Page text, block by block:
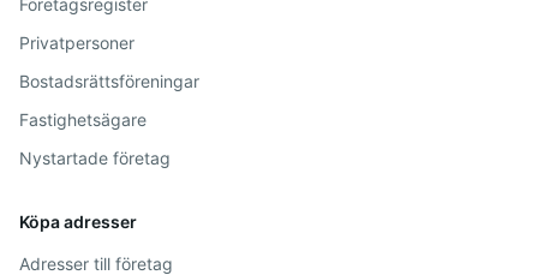
Företagsregister
Privatpersoner
Bostadsrättsföreningar
Fastighetsägare
Nystartade företag
Köpa adresser
Adresser till företag